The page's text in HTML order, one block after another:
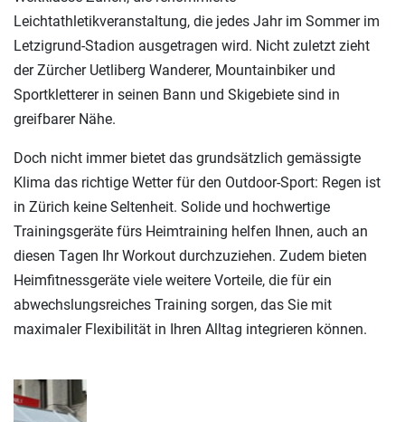
Leichtathletikveranstaltung, die jedes Jahr im Sommer im
Letzigrund-Stadion ausgetragen wird. Nicht zuletzt zieht
der Zürcher Uetliberg Wanderer, Mountainbiker und
Sportkletterer in seinen Bann und Skigebiete sind in
greifbarer Nähe.
Doch nicht immer bietet das grundsätzlich gemässigte
Klima das richtige Wetter für den Outdoor-Sport: Regen ist
in Zürich keine Seltenheit. Solide und hochwertige
Trainingsgeräte fürs Heimtraining helfen Ihnen, auch an
diesen Tagen Ihr Workout durchzuziehen. Zudem bieten
Heimfitnessgeräte viele weitere Vorteile, die für ein
abwechslungsreiches Training sorgen, das Sie mit
maximaler Flexibilität in Ihren Alltag integrieren können.